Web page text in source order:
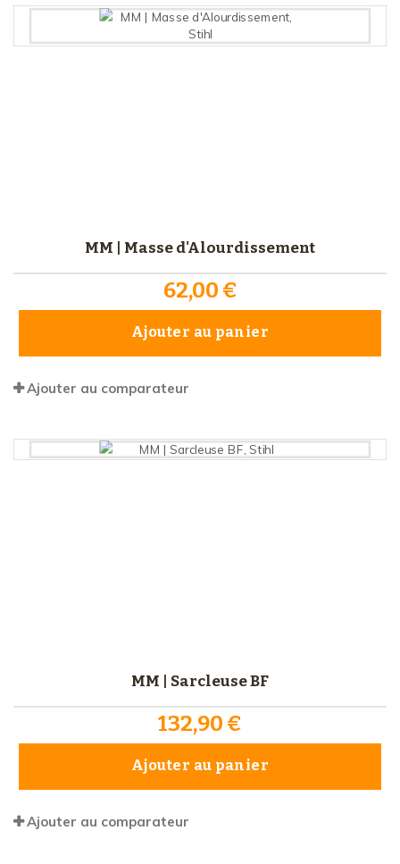
MM | Masse d'Alourdissement
62,00 €
Ajouter au panier
Ajouter au comparateur
MM | Sarcleuse BF
132,90 €
Ajouter au panier
Ajouter au comparateur